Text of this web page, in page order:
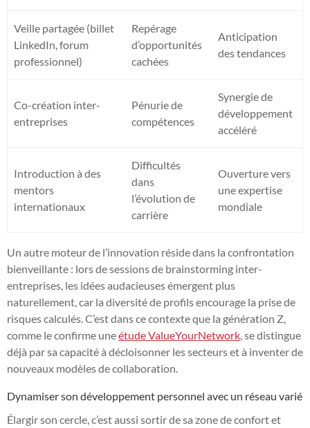
Veille partagée (billet
LinkedIn, forum
professionnel)
Repérage
d’opportunités
cachées
Anticipation
des tendances
Co-création inter-
entreprises
Pénurie de
compétences
Synergie de
développement
accéléré
Introduction à des
mentors
internationaux
Difficultés
dans
l’évolution de
carrière
Ouverture vers
une expertise
mondiale
Un autre moteur de l’innovation réside dans la confrontation
bienveillante : lors de sessions de brainstorming inter-
entreprises, les idées audacieuses émergent plus
naturellement, car la diversité de profils encourage la prise de
risques calculés. C’est dans ce contexte que la génération Z,
comme le confirme uneétude ValueYourNetwork , se distingue
déjà par sa capacité à décloisonner les secteurs et à inventer de
nouveaux modèles de collaboration.
Dynamiser son développement personnel avec un réseau varié
Élargir son cercle, c’est aussi sortir de sa zone de confort et